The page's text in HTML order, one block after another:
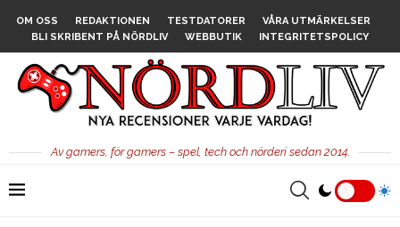
OM OSS REDAKTIONEN TESTDATORER
VÅRA UTMÄRKELSER
BLI SKRIBENT PÅ NÖRDLIV
WEBBUTIK INTEGRITETSPOLICY
Av gamers, för gamers – spel, tech och nörderi sedan 2014.